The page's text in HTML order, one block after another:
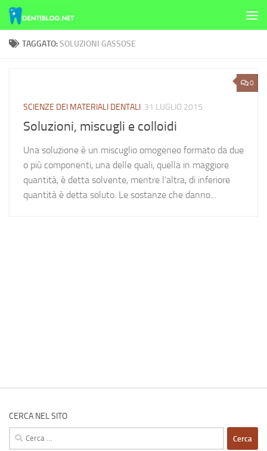
Skip to content
TAGGATO:SOLUZIONI GASSOSE
0
SCIENZE DEI MATERIALI DENTALI 31 LUGLIO 2015
Soluzioni, miscugli e colloidi
Una soluzione è un miscuglio omogeneo formato da due
o più componenti, una delle quali, quella in maggiore
quantità, è detta solvente, mentre l’altra, di inferiore
quantità è detta soluto. Le sostanze che danno...
CERCA NEL SITO
Ricerca
per: